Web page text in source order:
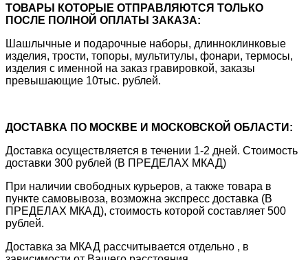
ТОВАРЫ КОТОРЫЕ ОТПРАВЛЯЮТСЯ ТОЛЬКО
ПОСЛЕ ПОЛНОЙ ОПЛАТЫ ЗАКАЗА:
Шашлычные и подарочные наборы, длинноклинковые
изделия, трости, топоры, мультитулы, фонари, термосы,
изделия с именной на заказ гравировкой, заказы
превышающие 10тыс. рублей.
ДОСТАВКА ПО МОСКВЕ И МОСКОВСКОЙ ОБЛАСТИ:
Доставка осуществляется в течении 1-2 дней. Стоимость
доставки 300 рублей (В ПРЕДЕЛАХ МКАД)
При наличии свободных курьеров, а также товара в
пункте самовывоза, возможна экспресс доставка (В
ПРЕДЕЛАХ МКАД), стоимость которой составляет 500
рублей.
Доставка за МКАД рассчитывается отдельно , в